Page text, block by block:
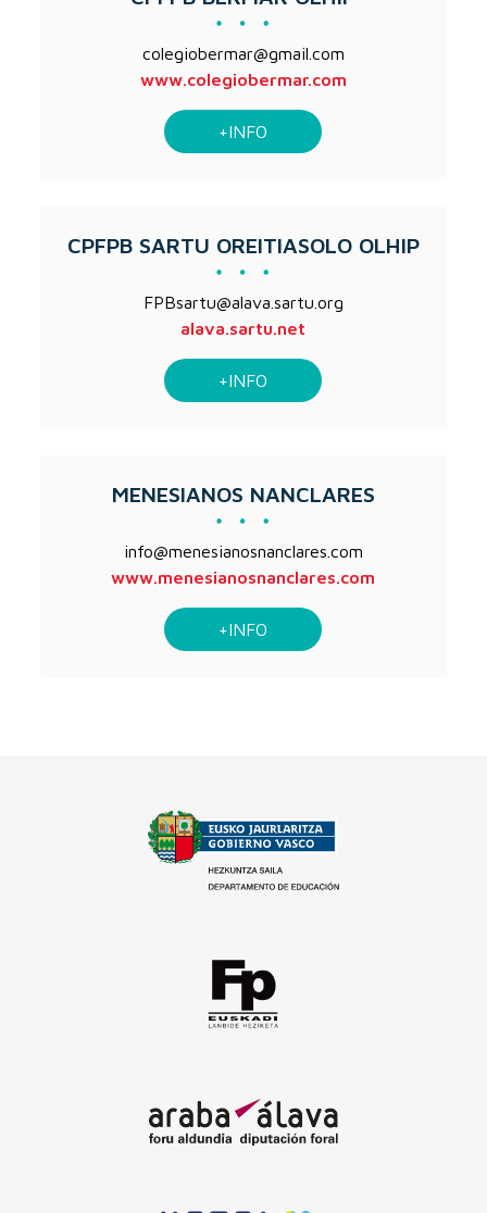
colegiobermar@gmail.com
www.colegiobermar.com
+INFO
CPFPB SARTU OREITIASOLO OLHIP
FPBsartu@alava.sartu.org
alava.sartu.net
+INFO
MENESIANOS NANCLARES
info@menesianosnanclares.com
www.menesianosnanclares.com
+INFO